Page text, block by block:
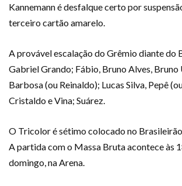
Kannemann é desfalque certo por
terceiro cartão amarelo.
A provável escalação do Grêmio diante do
Gabriel Grando; Fábio, Bruno Alves, Bruno
Barbosa (ou Reinaldo); Lucas Silva, Pepê
Cristaldo e Vina; Suárez.
O Tricolor é sétimo colocado no
A partida com o Massa Bruta acontece às
domingo, na Arena.